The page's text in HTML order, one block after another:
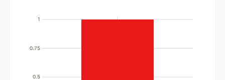
0.5
0.75
1